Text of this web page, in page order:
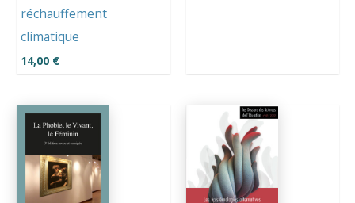
réchauffement
climatique
14,00 €